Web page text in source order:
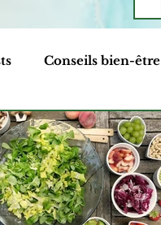
Conseils bien-être
Actualités